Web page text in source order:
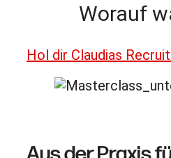
Worauf
Hol dir Claudias